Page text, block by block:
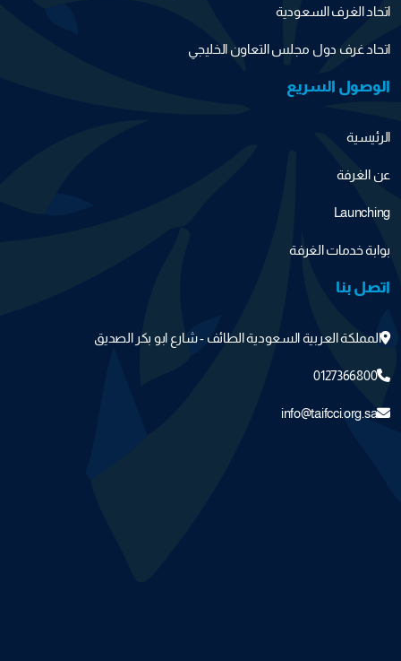
اتحاد الغرف السعودية
اتحاد غرف دول مجلس التعاون الخليجي
الوصول السريع
الرئيسية
عن الغرفة
Launching
بوابة خدمات الغرفة
اتصل بنا
المملكة العربية السعودية الطائف - شارع ابو بكر الصديق
0127366800
info@taifcci.org.sa